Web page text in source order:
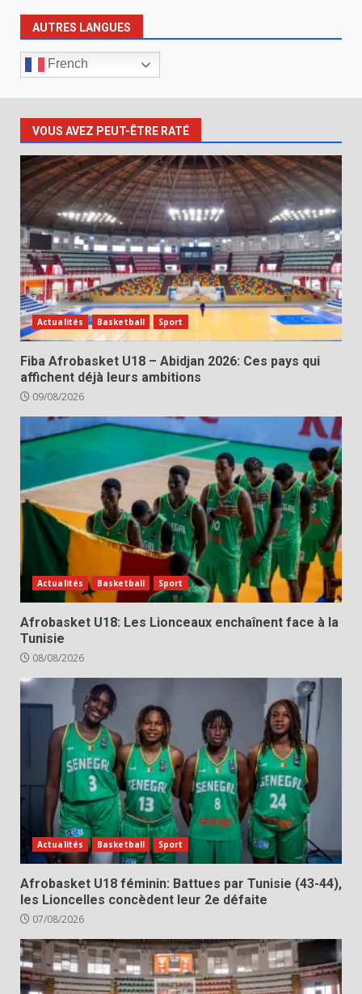
AUTRES LANGUES
French
VOUS AVEZ PEUT-ÊTRE RATÉ
Actualités Basketball Sport
Fiba Afrobasket U18 – Abidjan 2026: Ces pays qui
affichent déjà leurs ambitions
09/08/2026
Actualités Basketball Sport
Afrobasket U18: Les Lionceaux enchaînent face à la
Tunisie
08/08/2026
Actualités Basketball Sport
Afrobasket U18 féminin: Battues par Tunisie (43-44),
les Lioncelles concèdent leur 2e défaite
07/08/2026